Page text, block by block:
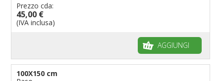
Prezzo cda:
45,00 €
(IVA inclusa)
AGGIUNGI
100X150 cm